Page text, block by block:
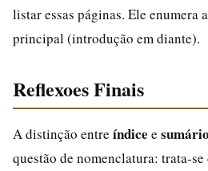
listar essas páginas. Ele enumera
principal (introdução em diante).
Reflexoes Finais
A distinção entre índice e sumário
questão de nomenclatura: trata-